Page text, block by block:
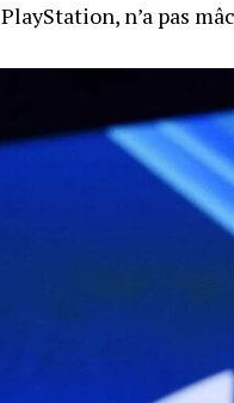
PlayStation, n’a pas